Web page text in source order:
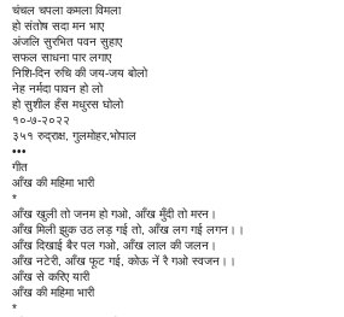
चंचल चपला कमला विमला
हो संतोष सदा मन भाए
अंजलि सुरभित पवन सुहाए
सफल साधना पार लगाए
निशि-दिन रुचि की जय-जय बोलो
नेह नर्मदा पावन हो लो
हो सुशील हँस मधुरस घोलो
१०-७-२०२२
३५१ रुद्राक्ष, गुलमोहर,भोपाल
•••
गीत
आँख की महिमा भारी
*
आँख खुली तो जनम हो गओ, आँख मुँदी तो मरन।
आँख मिली झुक उठ लड़ गई तो, आँख लग गई लगन।।
आँख दिखाई बैर पल गओ, आँख लाल की जलन।
आँख नटेरी, आँख फूट गई, कोऊ नें रै गओ स्वजन।।
आँख से करिए यारी
आँख की महिमा भारी
*